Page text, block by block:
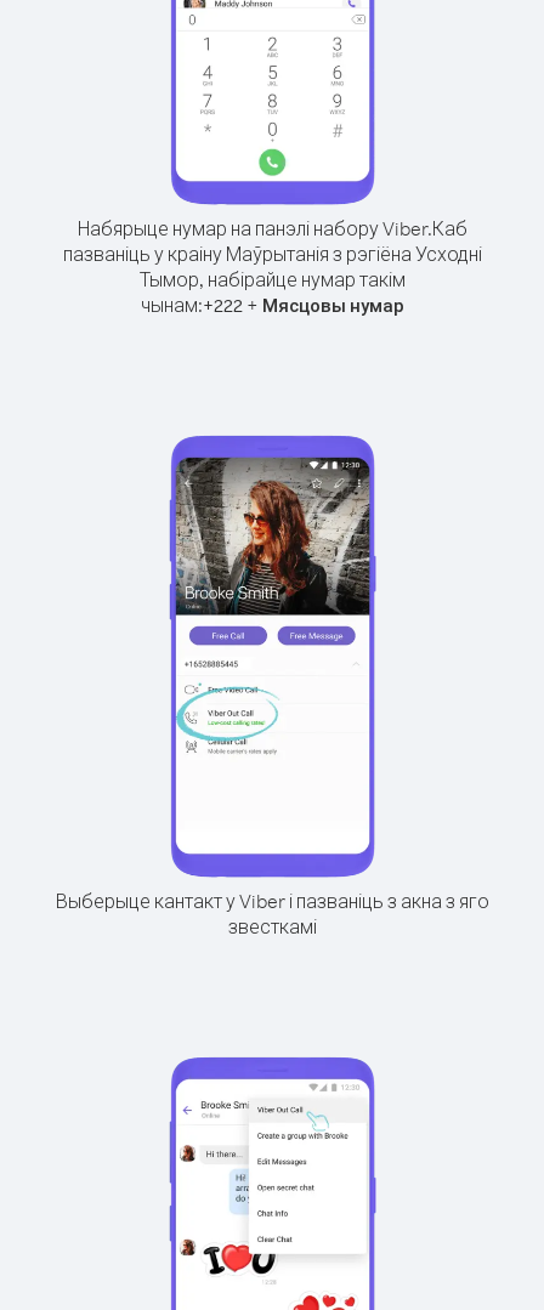
Набярыце нумар на панэлі набору Viber.Каб
пазваніць у краіну Маўрытанія з рэгіёна Усходні
Тымор, набірайце нумар такім
чынам:+222+ Мясцовы нумар
Выберыце кантакт у Viber і пазваніць з акна з яго
звесткамі